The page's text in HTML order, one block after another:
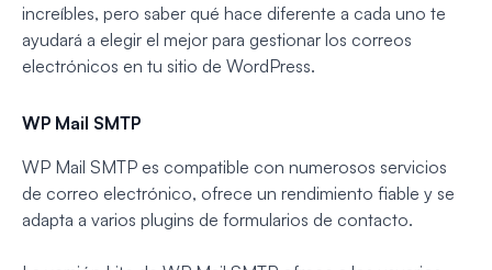
increíbles, pero saber qué hace diferente a cada uno te
ayudará a elegir el mejor para gestionar los correos
electrónicos en tu sitio de WordPress.
WP Mail SMTP
WP Mail SMTP es compatible con numerosos servicios
de correo electrónico, ofrece un rendimiento fiable y se
adapta a varios plugins de formularios de contacto.